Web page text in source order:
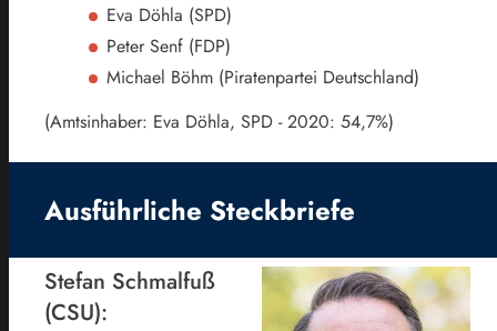
Eva Döhla (SPD)
Peter Senf (FDP)
Michael Böhm (Piratenpartei Deutschland)
(Amtsinhaber: Eva Döhla, SPD - 2020: 54,7%)
Ausführliche Steckbriefe
Stefan Schmalfuß
(CSU):